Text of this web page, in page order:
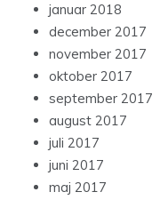
januar 2018
december 2017
november 2017
oktober 2017
september 2017
august 2017
juli 2017
juni 2017
maj 2017